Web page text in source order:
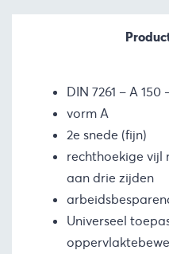
DIN 7261 – A 150
vorm A
2e snede (fijn)
rechthoekige vijl
aan drie zijden
Universeel